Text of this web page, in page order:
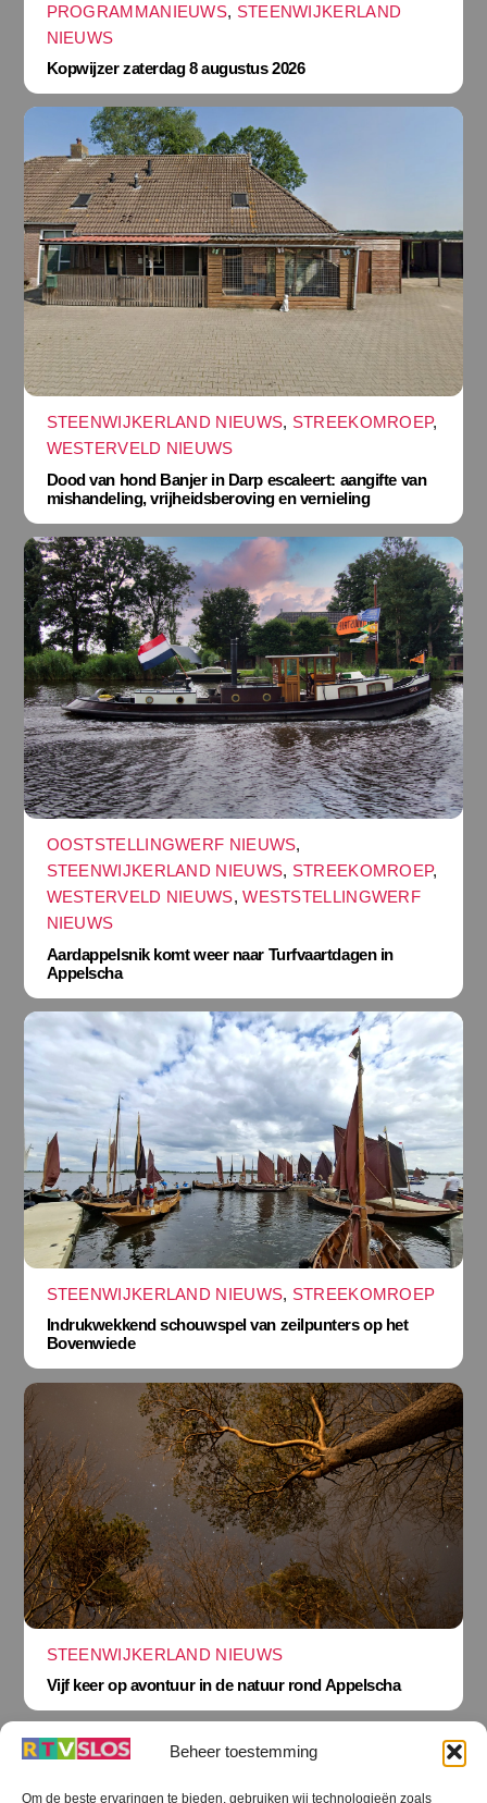
Beheer toestemming
Om de beste ervaringen te bieden, gebruiken wij technologieën zoals
PROGRAMMANIEUWS, STEENWIJKERLAND
NIEUWS
Kopwijzer zaterdag 8 augustus 2026
STEENWIJKERLAND NIEUWS, STREEKOMROEP,
WESTERVELD NIEUWS
Dood van hond Banjer in Darp escaleert: aangifte van
mishandeling, vrijheidsberoving en vernieling
OOSTSTELLINGWERF NIEUWS,
STEENWIJKERLAND NIEUWS, STREEKOMROEP,
WESTERVELD NIEUWS,WESTSTELLINGWERF
NIEUWS
Aardappelsnik komt weer naar Turfvaartdagen in
Appelscha
STEENWIJKERLAND NIEUWS, STREEKOMROEP
Indrukwekkend schouwspel van zeilpunters op het
Bovenwiede
STEENWIJKERLAND NIEUWS
Vijf keer op avontuur in de natuur rond Appelscha